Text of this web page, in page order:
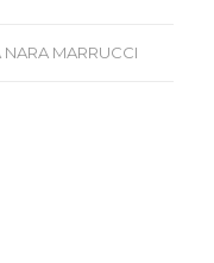
NARA MARRUCCI